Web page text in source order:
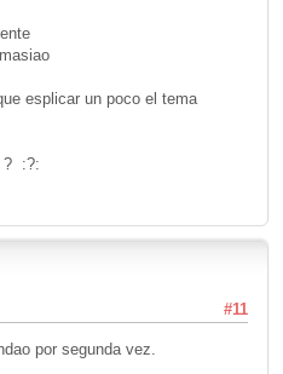
esplicar un poco el tema
? :?:
#11
por segunda vez.